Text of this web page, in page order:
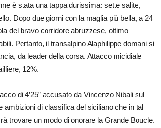
è stata una tappa durissima: sette salite,
Dopo due giorni con la maglia più bella, a 24
del bravo corridore abruzzese, ottimo
Pertanto, il transalpino Alaphilippe domani si
da leader della corsa. Attacco micidiale
12%.
di 4’25” accusato da Vincenzo Nibali sul
ambizioni di classifica del siciliano che in tal
trovare un modo di onorare la Grande Boucle.